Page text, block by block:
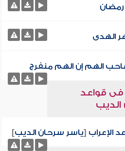
الهدى
الهم إن الهم منفرج
فى قواعد
الديب
الإعراب [ياسر سرحان الديب]